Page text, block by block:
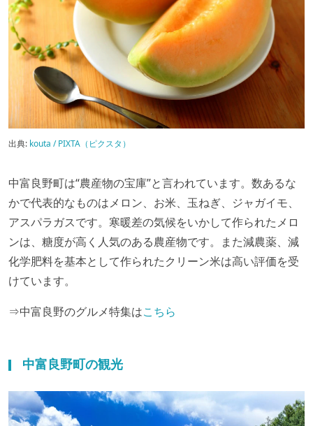
出典: kouta / PIXTA（ピクスタ）
中富良野町は“農産物の宝庫”と言われています。数あるな
かで代表的なものはメロン、お米、玉ねぎ、ジャガイモ、
アスパラガスです。寒暖差の気候をいかして作られたメロ
ンは、糖度が高く人気のある農産物です。また減農薬、減
化学肥料を基本として作られたクリーン米は高い評価を受
けています。
⇒中富良野のグルメ特集はこちら
中富良野町の観光